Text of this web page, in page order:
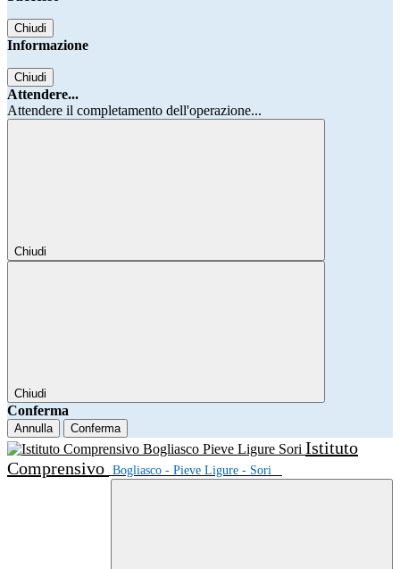
Chiudi
Informazione
Chiudi
Attendere...
Attendere il completamento dell'operazione...
Chiudi
Chiudi
Conferma
Annulla Conferma
Istituto
Comprensivo Bogliasco - Pieve Ligure - Sori